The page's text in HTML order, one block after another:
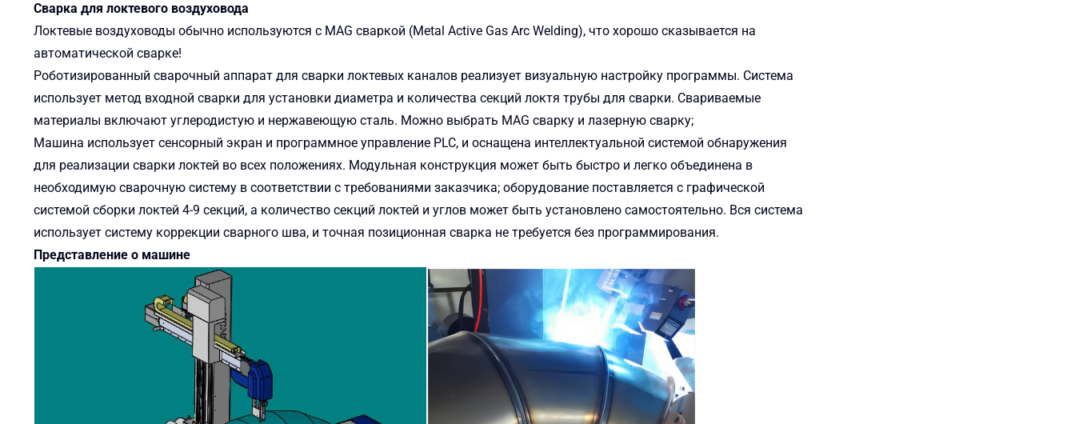
Сварка для локтевого воздуховода
Локтевые воздуховоды обычно используются с MAG сваркой (Metal Active Gas Arc Welding), что хорошо сказывается на
автоматической сварке!
Роботизированный сварочный аппарат для сварки локтевых каналов реализует визуальную настройку программы. Система
использует метод входной сварки для установки диаметра и количества секций локтя трубы для сварки. Свариваемые
материалы включают углеродистую и нержавеющую сталь. Можно выбрать MAG сварку и лазерную сварку;
Машина использует сенсорный экран и программное управление PLC, и оснащена интеллектуальной системой обнаружения
для реализации сварки локтей во всех положениях. Модульная конструкция может быть быстро и легко объединена в
необходимую сварочную систему в соответствии с требованиями заказчика; оборудование поставляется с графической
системой сборки локтей 4-9 секций, а количество секций локтей и углов может быть установлено самостоятельно. Вся система
использует систему коррекции сварного шва, и точная позиционная сварка не требуется без программирования.
Представление о машине